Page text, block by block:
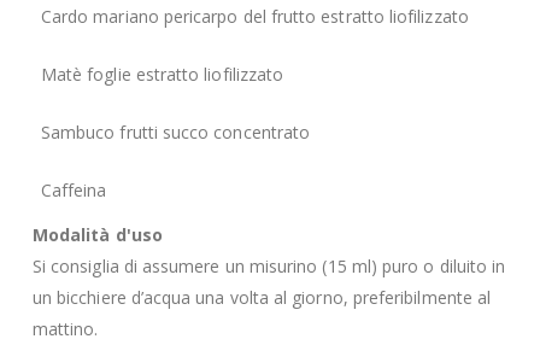
Cardo mariano pericarpo del frutto estratto liofilizzato
Matè foglie estratto liofilizzato
Sambuco frutti succo concentrato
Caffeina
Modalità d'uso
Si consiglia di assumere un misurino (15 ml) puro o diluito in
un bicchiere d’acqua una volta al giorno, preferibilmente al
mattino.